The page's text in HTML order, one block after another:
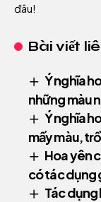
đâu!
Bài viết
Ý nghĩa
những màu
Ý nghĩa
mấy màu,
Hoa yên
có tác dụng
Tác